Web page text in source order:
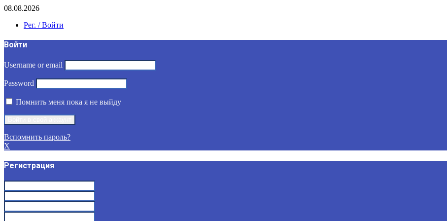
08.08.2026
Рег. / Войти
Войти
Username or email
Password
Помнить меня пока я не выйду
Вспомнить пароль?
X
Регистрация